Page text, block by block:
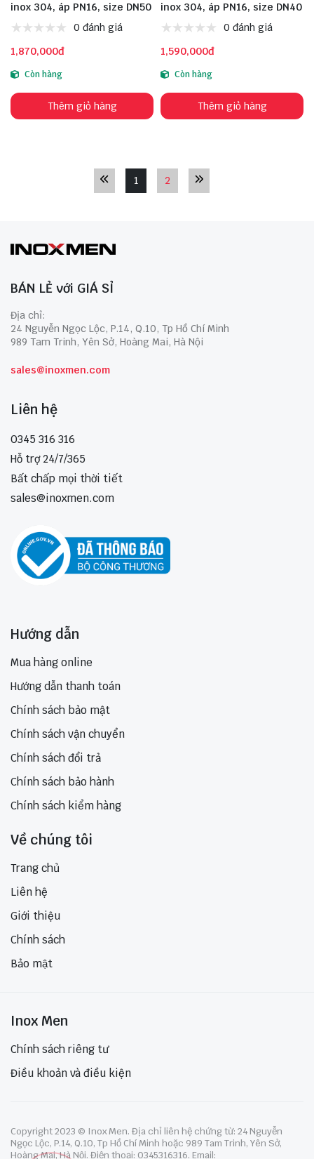
inox 304, áp PN16, size DN50
0 đánh giá
1,870,000đ
Còn hàng
Thêm giỏ hàng
inox 304, áp PN16, size DN40
0 đánh giá
1,590,000đ
Còn hàng
Thêm giỏ hàng
1 2
BÁN LẺ với GIÁ SỈ
Địa chỉ:
24 Nguyễn Ngọc Lộc, P.14, Q.10, Tp Hồ Chí Minh
989 Tam Trinh, Yên Sở, Hoàng Mai, Hà Nội
sales@inoxmen.com
Liên hệ
0345 316 316
Hỗ trợ 24/7/365
Bất chấp mọi thời tiết
sales@inoxmen.com
Hướng dẫn
Mua hàng online
Hướng dẫn thanh toán
Chính sách bảo mật
Chính sách vận chuyển
Chính sách đổi trả
Chính sách bảo hành
Chính sách kiểm hàng
Về chúng tôi
Trang chủ
Liên hệ
Giới thiệu
Chính sách
Bảo mật
Inox Men
Chính sách riêng tư
Điều khoản và điều kiện
Copyright 2023 © Inox Men. Địa chỉ liên hệ chứng từ: 24 Nguyễn
Ngọc Lộc, P.14, Q.10, Tp Hồ Chí Minh hoặc 989 Tam Trinh, Yên Sở,
Hoàng Mai, Hà Nội. Điện thoại: 0345316316. Email: